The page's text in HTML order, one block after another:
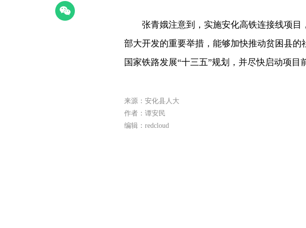
张青娥注意到，实施安化高铁连接线项目
部大开发的重要举措，能够加快推动贫困县的
国家铁路发展“十三五”规划，并尽快启动项目
来源：安化县人大
作者：谭安民
编辑：redcloud